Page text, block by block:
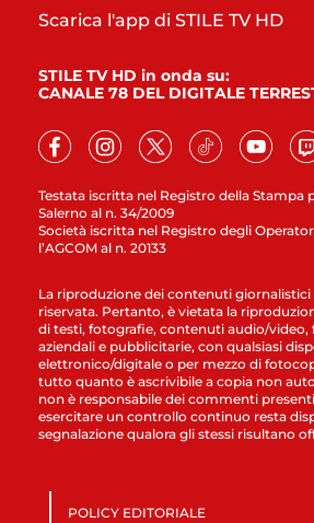
Testata iscritta nel Registro della Stampa
Salerno al n. 34/2009
Società iscritta nel Registro degli
l’AGCOM al n. 20133
Scarica l'app di STILE TV HD
STILE TV HD in onda su:
CANALE 78 DEL DIGITALE
La riproduzione dei contenuti giornalistici
riservata. Pertanto, è vietata la
di testi, fotografie, contenuti audio/
aziendali e pubblicitarie, con qualsiasi
elettronico/digitale o per mezzo di
tutto quanto è ascrivibile a copia non
non è responsabile dei commenti
esercitare un controllo continuo resta
segnalazione qualora gli stessi risultano
POLICY EDITORIALE